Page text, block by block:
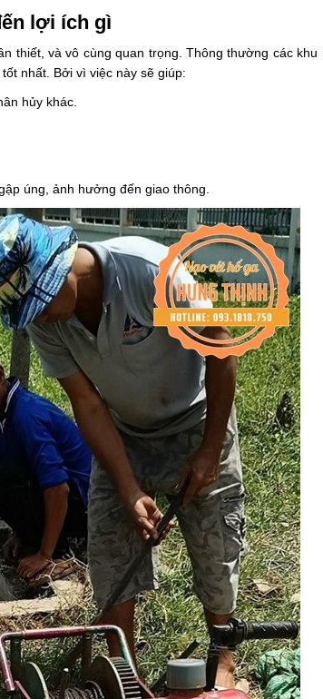
lợi ích gì
thiết, và vô cùng quan trọng. Thông thường các khu
nhất. Bởi vì việc này sẽ giúp:
hủy khác.
úng, ảnh hưởng đến giao thông.